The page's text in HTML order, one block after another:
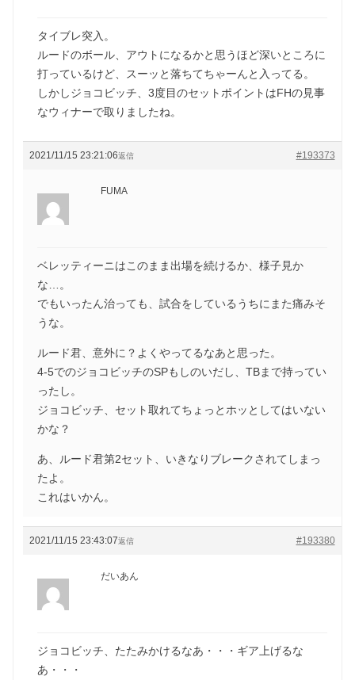
タイブレ突入。
ルードのボール、アウトになるかと思うほど深いところに
打っているけど、スーッと落ちてちゃーんと入ってる。
しかしジョコビッチ、3度目のセットポイントはFHの見事
なウィナーで取りましたね。
2021/11/15 23:21:06 #193373
返信
FUMA
ベレッティーニはこのまま出場を続けるか、様子見か
な…。
でもいったん治っても、試合をしているうちにまた痛みそ
うな。
ルード君、意外に？よくやってるなあと思った。
4-5でのジョコビッチのSPもしのいだし、TBまで持ってい
ったし。
ジョコビッチ、セット取れてちょっとホッとしてはいない
かな？
あ、ルード君第2セット、いきなりブレークされてしまっ
たよ。
これはいかん。
2021/11/15 23:43:07 #193380
返信
だいあん
ジョコビッチ、たたみかけるなあ・・・ギア上げるな
あ・・・